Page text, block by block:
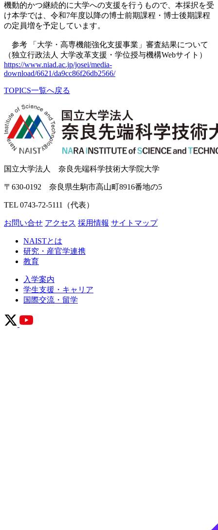
機動的かつ継続的に大学への支援を行うもので、本採択を受
け本学では、令和7年度以降の博士前期課程・博士後期課程
の定員増を予定しています。
参考 「大学・高専機能強化支援事業」審査結果について
（独立行政法人 大学改革支援・学位授与機構Webサイト）
https://www.niad.ac.jp/josei/media-
download/6621/da9cc86f26db2566/
TOPICS一覧へ戻る
国立大学法人 奈良先端科学技術大学院大学
〒630-0192 奈良県生駒市高山町8916番地の5
TEL 0743-72-5111（代表）
お問い合せ アクセス 採用情報 サイトマップ
NAISTとは
研究・産官学連携
教育
入学案内
学生支援・キャリア
国際交流・留学